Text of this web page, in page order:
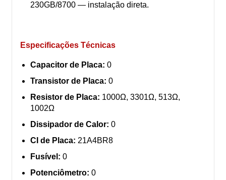
230GB/8700 — instalação direta.
Especificações Técnicas
Capacitor de Placa: 0
Transistor de Placa: 0
Resistor de Placa: 1000Ω, 3301Ω, 513Ω,
1002Ω
Dissipador de Calor: 0
CI de Placa: 21A4BR8
Fusível: 0
Potenciômetro: 0